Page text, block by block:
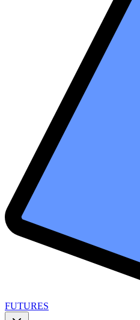
FUTURES